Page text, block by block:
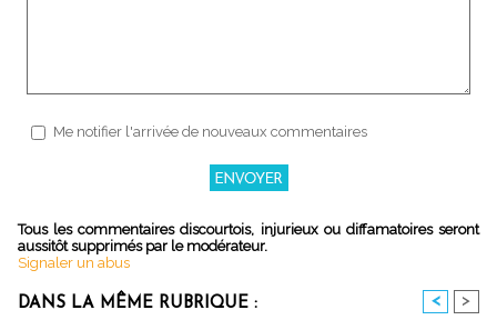
Me notifier l'arrivée de nouveaux commentaires
Tous les commentaires discourtois, injurieux ou diffamatoires seront
aussitôt supprimés par le modérateur.
Signaler un abus
DANS LA MÊME RUBRIQUE : < >